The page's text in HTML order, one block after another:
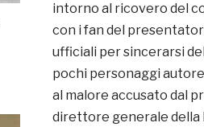
intorno al ricovero del
con i fan del
ufficiali per sincerarsi
pochi personaggi
al malore accusato dal
direttore generale della